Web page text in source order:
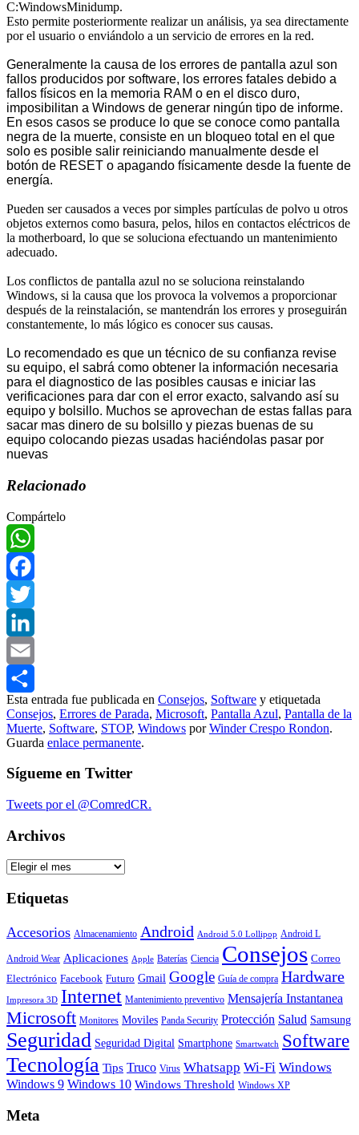
C:WindowsMinidump.
Esto permite posteriormente realizar un análisis, ya sea directamente
por el usuario o enviándolo a un servicio de errores en la red.
Generalmente la causa de los errores de pantalla azul son
fallos producidos por software, los errores fatales debido a
fallos físicos en la memoria RAM o en el disco duro,
imposibilitan a Windows de generar ningún tipo de informe.
En esos casos se produce lo que se conoce como pantalla
negra de la muerte, consiste en un bloqueo total en el que
solo es posible salir reiniciando manualmente desde el
botón de RESET o apagando físicamente desde la fuente de
energía.
Pueden ser causados a veces por simples partículas de polvo u otros
objetos externos como basura, pelos, hilos en contactos eléctricos de
la motherboard, lo que se soluciona efectuando un mantenimiento
adecuado.
Los conflictos de pantalla azul no se soluciona reinstalando
Windows, si la causa que los provoca la volvemos a proporcionar
después de la reinstalación, se mantendrán los errores y proseguirán
constantemente, lo más lógico es conocer sus causas.
Lo recomendado es que un técnico de su confianza revise
su equipo, el sabrá como obtener la información necesaria
para el diagnostico de las posibles causas e iniciar las
verificaciones para dar con el error exacto, salvando así su
equipo y bolsillo. Muchos se aprovechan de estas fallas para
sacar mas dinero de su bolsillo y piezas buenas de su
equipo colocando piezas usadas haciéndolas pasar por
nuevas
Relacionado
Compártelo
WhatsApp
Facebook
Twitter
LinkedIn
Email
Compartir
Esta entrada fue publicada en Consejos, Software y etiquetada
Consejos, Errores de Parada, Microsoft, Pantalla Azul, Pantalla de la
Muerte, Software, STOP, Windows porWinder Crespo Rondon.
Guarda enlace permanente.
Sígueme en Twitter
Tweets por el @ComredCR.
Archivos
Archivos
Etiquetas
Accesorios Almacenamiento Android Android 5.0 Lollipop Android L
Android Wear Aplicaciones Apple Baterías Ciencia Consejos Correo
Electrónico Facebook Futuro Gmail Google Guía de compra Hardware
Impresora 3D Internet Mantenimiento preventivo Mensajería Instantanea
Microsoft Monitores Moviles Panda Security Protección Salud Samsung
Seguridad Seguridad Digital Smartphone Smartwatch Software
Tecnología Tips Truco Virus Whatsapp Wi-Fi Windows
Windows 9 Windows 10 Windows Threshold Windows XP
Meta